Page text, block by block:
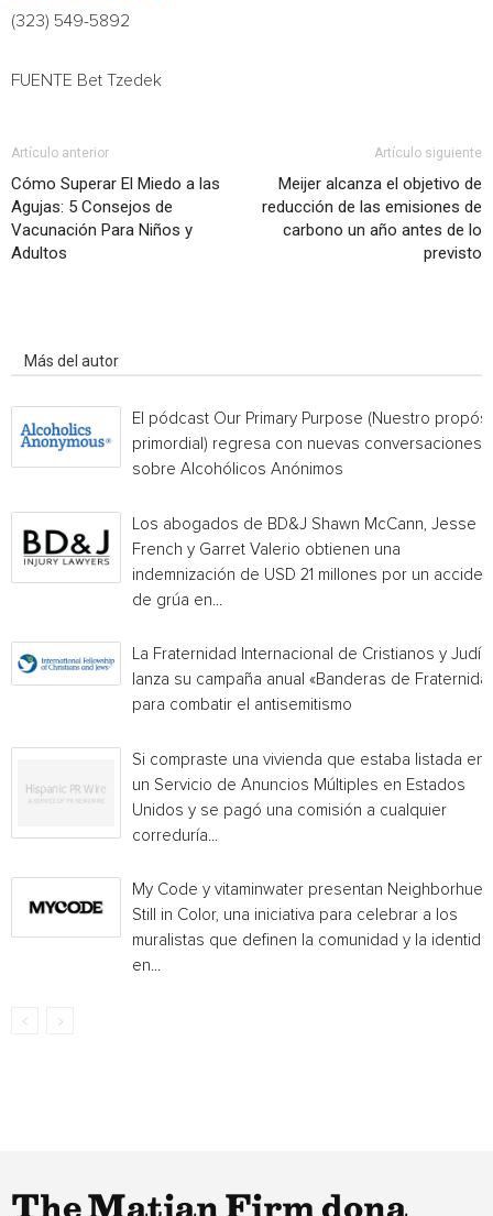
(323) 549-5892
FUENTE Bet Tzedek
Artículo anterior
Cómo Superar El Miedo a las
Agujas: 5 Consejos de
Vacunación Para Niños y
Adultos
Artículo siguiente
Meijer alcanza el objetivo de
reducción de las emisiones de
carbono un año antes de lo
previsto
Más del autor
El pódcast Our Primary Purpose (Nuestro
primordial) regresa con nuevas conversaciones
sobre Alcohólicos Anónimos
Los abogados de BD&J Shawn McCann, Jesse
French y Garret Valerio obtienen una
indemnización de USD 21 millones por un
de grúa en...
La Fraternidad Internacional de Cristianos y
lanza su campaña anual «Banderas de
para combatir el antisemitismo
Si compraste una vivienda que estaba listada en
un Servicio de Anuncios Múltiples en Estados
Unidos y se pagó una comisión a cualquier
correduría...
My Code y vitaminwater presentan Neighborhue:
Still in Color, una iniciativa para celebrar a los
muralistas que definen la comunidad y la
en...
The Matian Firm dona